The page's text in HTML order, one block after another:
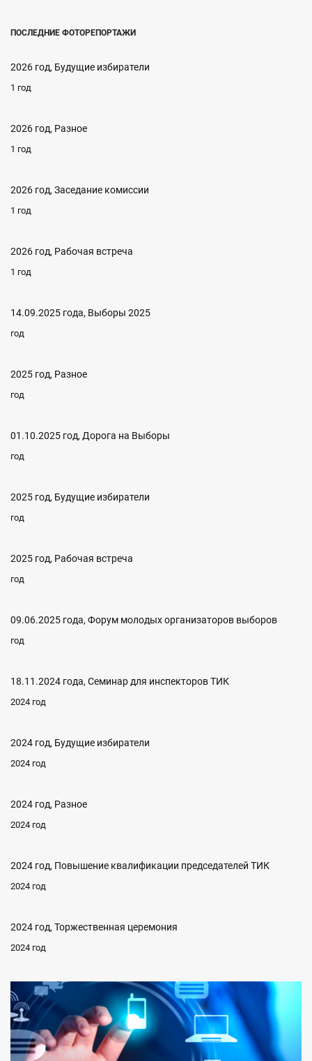
ПОСЛЕДНИЕ ФОТОРЕПОРТАЖИ
2026 год, Будущие избиратели
1 год
2026 год, Разное
1 год
2026 год, Заседание комиссии
1 год
2026 год, Рабочая встреча
1 год
14.09.2025 года, Выборы 2025
год
2025 год, Разное
год
01.10.2025 год, Дорога на Выборы
год
2025 год, Будущие избиратели
год
2025 год, Рабочая встреча
год
09.06.2025 года, Форум молодых организаторов выборов
год
18.11.2024 года, Семинар для инспекторов ТИК
2024 год
2024 год, Будущие избиратели
2024 год
2024 год, Разное
2024 год
2024 год, Повышение квалификации председателей ТИК
2024 год
2024 год, Торжественная церемония
2024 год